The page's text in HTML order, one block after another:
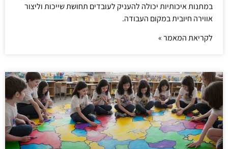
במתנות איכותיות יכולה להעניק לעובדים תחושת שייכות וליצור
אווירה חיובית במקום העבודה.
לקריאת המאמר »